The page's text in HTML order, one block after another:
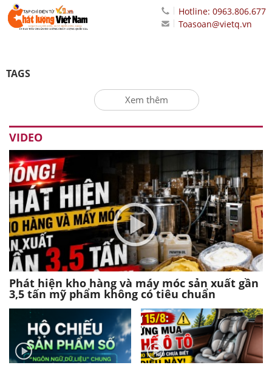
Hotline: 0963.806.677
Toasoan@vietq.vn
TAGS
Xem thêm
VIDEO
Phát hiện kho hàng và máy móc sản xuất gần
3,5 tấn mỹ phẩm không có tiêu chuẩn